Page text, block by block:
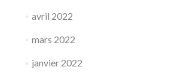
avril 2022
mars 2022
janvier 2022